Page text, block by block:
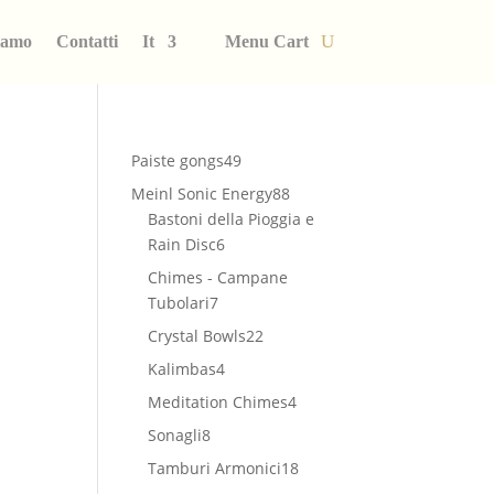
Contatti It Menu Cart
Paiste gongs4949
prodotti
Meinl Sonic Energy8888
prodotti
Bastoni della Pioggia e
Rain Disc66
prodotti
Chimes - Campane
Tubolari77
prodotti
Crystal Bowls22
Kalimbas44
prodotti
Meditation Chimes44
Sonagli88
prodotti
Tamburi Armonici1818